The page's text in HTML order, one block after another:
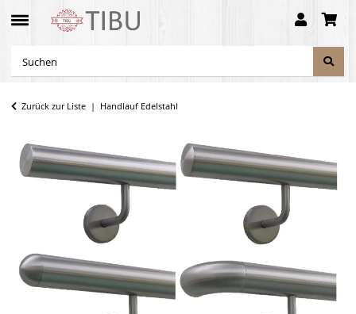
Zurück zur Liste Handlauf Edelstahl